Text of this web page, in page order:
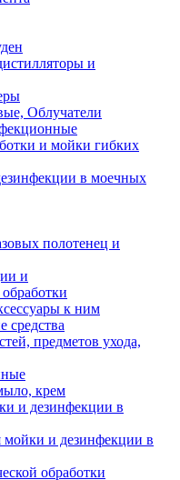
и
Облучатели
и мойки гибких
в моечных
полотенец и
и
к ним
предметов ухода,
крем
и дезинфекции в
мойки и дезинфекции в
обработки